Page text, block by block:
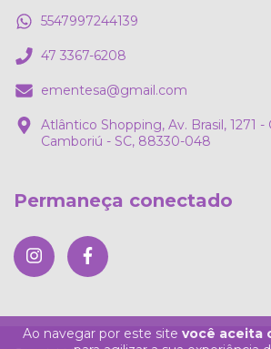
Ao navegar por este site você aceita
5547997244139
47 3367-6208
ementesa@gmail.com
Atlântico Shopping, Av. Brasil, 1271
Camboriú - SC, 88330-048
Permaneça conectado